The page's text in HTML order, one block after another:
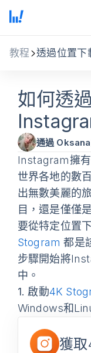
教程 透過位置
如何透
通過 Oksana
Instagram擁
世界各地的數
出無數美麗的
目，還是僅僅
要從特定位置
Stogram 都是
步驟開始將
中。
1. 啟動4K
Windows和
獲